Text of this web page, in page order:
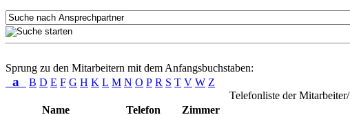
Sprung zu den Mitarbeitern mit dem Anfangsbuchstaben:
a B D E F G H K L M N O P R S T V W Z
Telefonliste der
Name
Telefon Zimmer